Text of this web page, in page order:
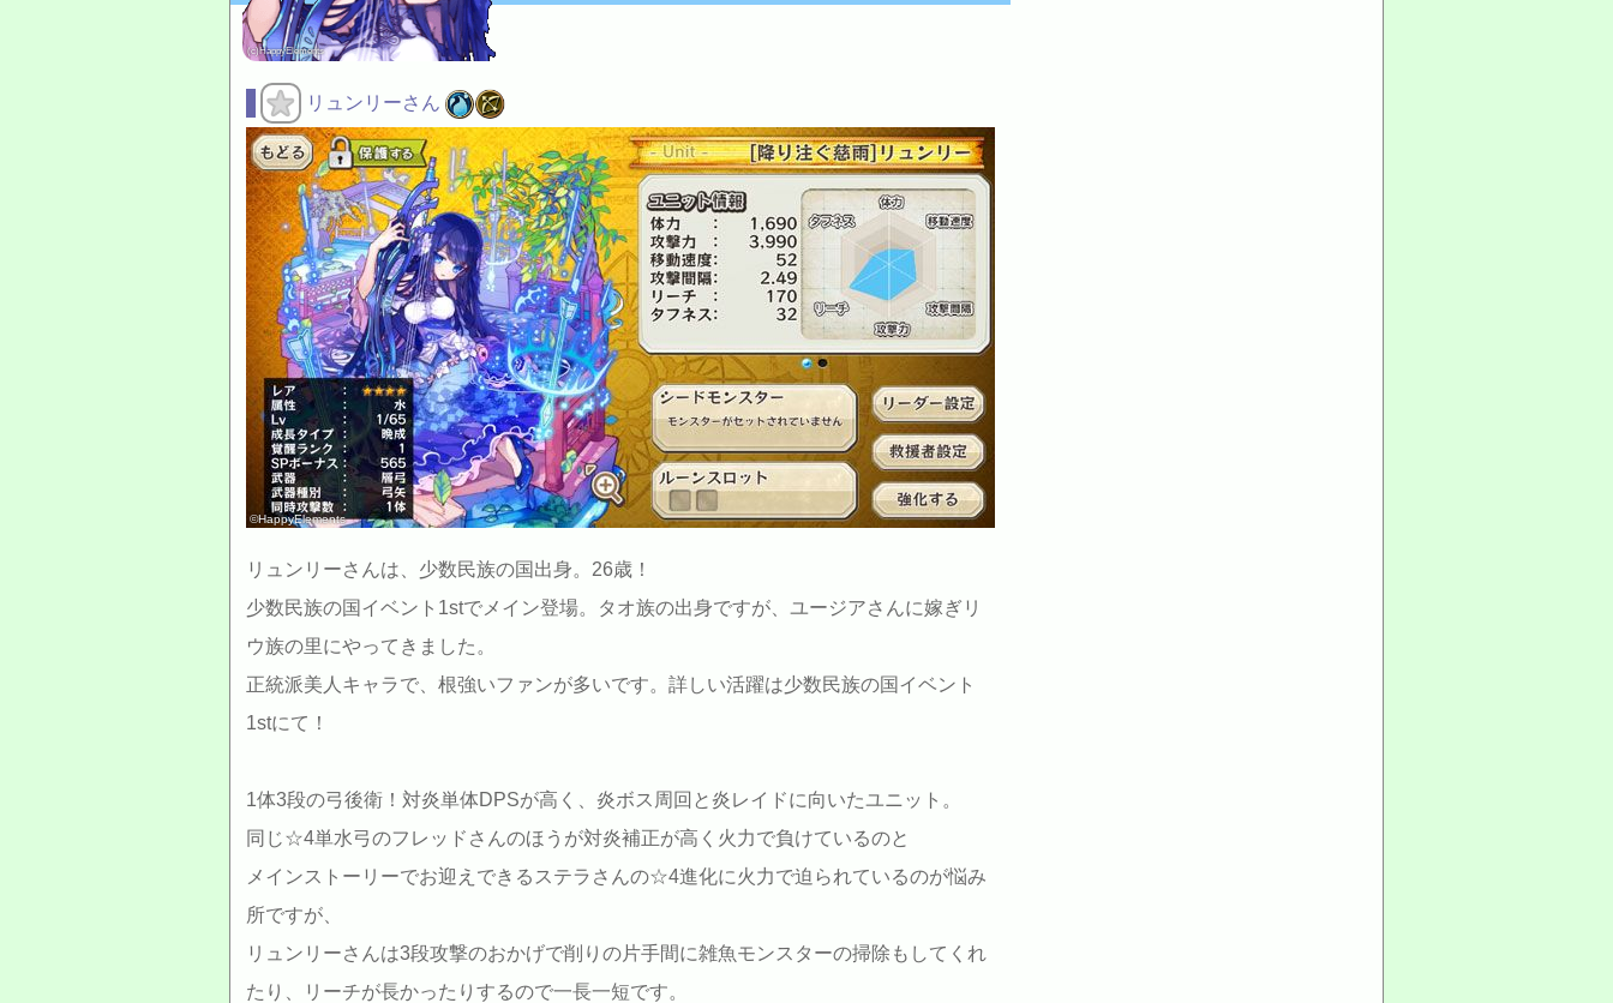
(c)HappyElements
リュンリーさん
©HappyElements
リュンリーさんは、少数民族の国出身。26歳！
少数民族の国イベント1stでメイン登場。タオ族の出身ですが、ユージアさんに嫁ぎリ
ウ族の里にやってきました。
正統派美人キャラで、根強いファンが多いです。詳しい活躍は少数民族の国イベント
1stにて！
1体3段の弓後衛！対炎単体DPSが高く、炎ボス周回と炎レイドに向いたユニット。
同じ☆4単水弓のフレッドさんのほうが対炎補正が高く火力で負けているのと
メインストーリーでお迎えできるステラさんの☆4進化に火力で迫られているのが悩み
所ですが、
リュンリーさんは3段攻撃のおかげで削りの片手間に雑魚モンスターの掃除もしてくれ
たり、リーチが長かったりするので一長一短です。